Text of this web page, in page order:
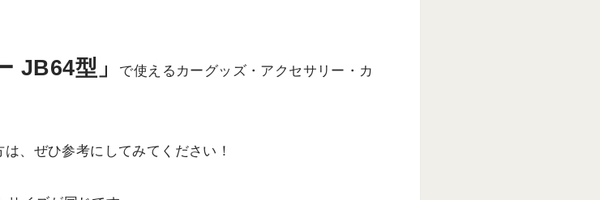
JB64型」
で使えるカーグッズ・アクセサリー・カ
、ぜひ参考にしてみてください！